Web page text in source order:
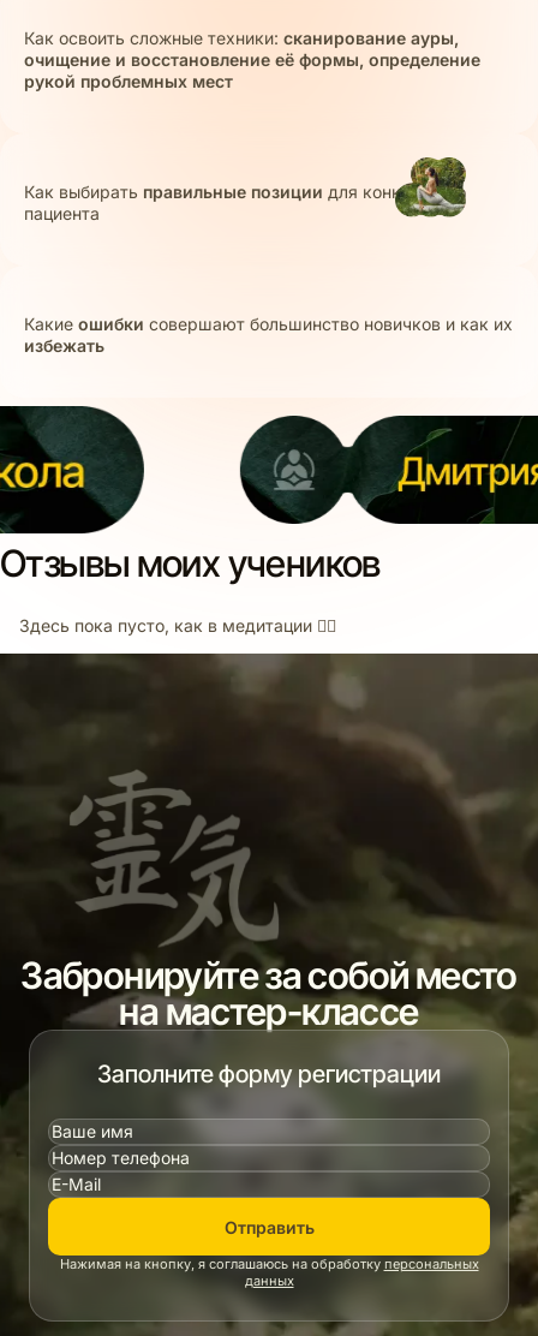
Как освоить сложные техники: сканирование ауры,
очищение и восстановление её формы, определение
рукой проблемных мест
Как выбирать правильные позиции для конкретного
пациента
Какие ошибки совершают большинство новичков и как их
избежать
Отзывы моих учеников
Здесь пока пусто, как в медитации 🧘‍♀️
Забронируйте за собой место
на мастер-классе
Заполните форму регистрации
Отправить
Нажимая на кнопку, я соглашаюсь на обработку персональных
данных